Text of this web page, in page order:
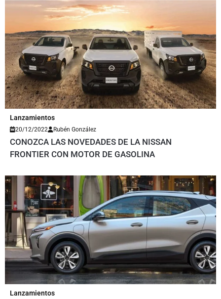
Lanzamientos
20/12/2022 Rubén González
CONOZCA LAS NOVEDADES DE LA NISSAN
FRONTIER CON MOTOR DE GASOLINA
Lanzamientos